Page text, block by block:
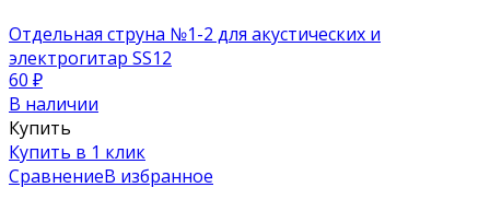
Отдельная струна №1-2 для акустических и
электрогитар SS12
60 ₽
В наличии
Купить
Купить в 1 клик
СравнениеВ избранное